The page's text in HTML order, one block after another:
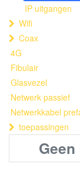
IP uitgangen
Wifi
Coax
4G
Fibulair
Glasvezel
Netwerk passief
Netwerkkabel
toepassingen